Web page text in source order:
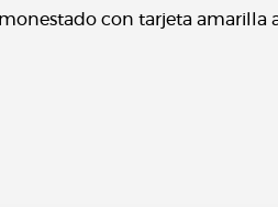
con tarjeta amarilla